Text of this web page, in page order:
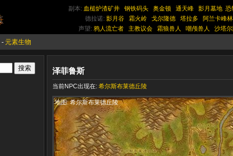
副本: 血槌炉渣矿井 钢铁码头 奥金顿 通天峰 影月墓地 恐
德拉诺: 影月谷 霜火岭 戈尔隆德 塔拉多 阿兰卡峰林
声望: 鸦人流亡者 主教议会 霜狼兽人 嘲颅兽人 沙塔
- 元素生物
泽菲鲁斯
当前NPC出现在: 希尔斯布莱德丘陵
地图: 希尔斯布莱德丘陵